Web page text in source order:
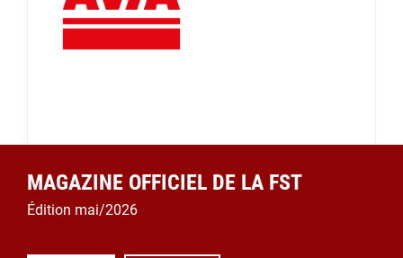
MAGAZINE OFFICIEL DE LA FST
Édition mai/2026